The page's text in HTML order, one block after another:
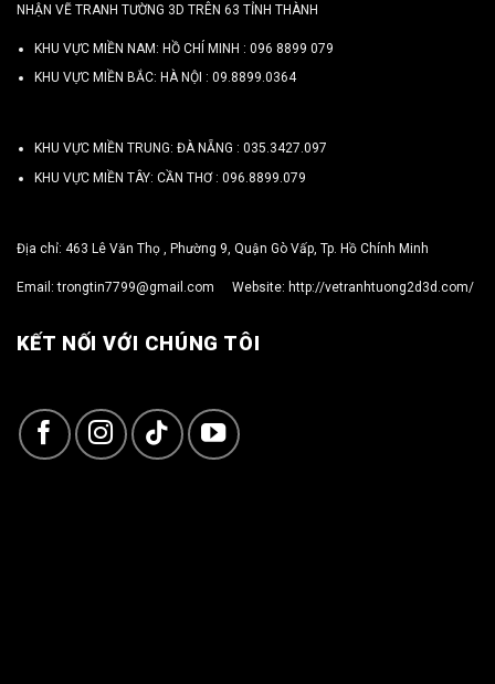
NHẬN VẼ TRANH TƯỜNG 3D TRÊN 63 TỈNH THÀNH
KHU VỰC MIỀN NAM: HỒ CHÍ MINH : 096 8899 079
KHU VỰC MIỀN BẮC: HÀ NỘI : 09.8899.0364
KHU VỰC MIỀN TRUNG: ĐÀ NẴNG : 035.3427.097
KHU VỰC MIỀN TÂY: CẦN THƠ : 096.8899.079
Địa chỉ: 463 Lê Văn Thọ , Phường 9, Quận Gò Vấp, Tp. Hồ Chính Minh
Email:trongtin7799@gmail.com Website: http://vetranhtuong2d3d.com/
KẾT NỐI VỚI CHÚNG TÔI